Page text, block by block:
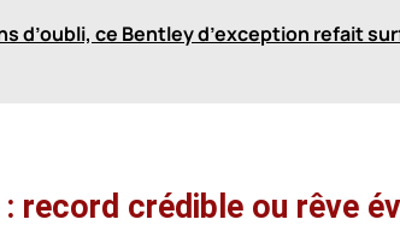
d’oubli, ce Bentley d’exception refait
record crédible ou rêve